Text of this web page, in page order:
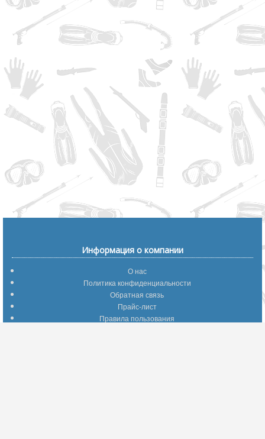
Информация о компании
О нас
Политика конфиденциальности
Обратная связь
Прайс-лист
Правила пользования